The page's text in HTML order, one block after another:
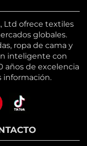
Ltd ofrece textiles
globales.
ropa de cama y
inteligente con
años de excelencia
información.